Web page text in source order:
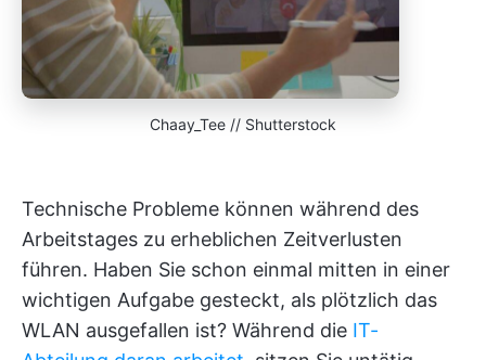
Chaay_Tee // Shutterstock
Technische Probleme können während des
Arbeitstages zu erheblichen Zeitverlusten
führen. Haben Sie schon einmal mitten in einer
wichtigen Aufgabe gesteckt, als plötzlich das
WLAN ausgefallen ist? Während die IT-